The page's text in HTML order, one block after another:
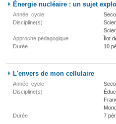
Énergie nucléaire : un sujet
Année, cycle
Discipline(s)
Approche pédagogique
Îlot
Durée
10
L'envers de mon cellulaire
Année, cycle
Discipline(s)
Durée
7